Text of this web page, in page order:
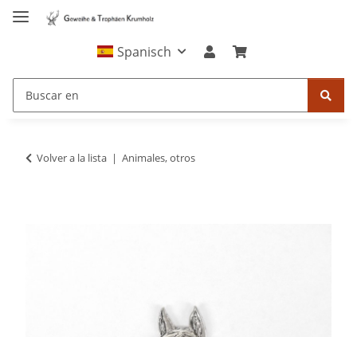
Spanisch
Volver a la lista Animales, otros